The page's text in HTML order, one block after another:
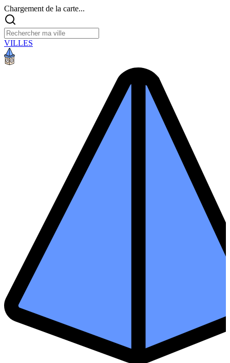
Chargement de la carte...
VILLES